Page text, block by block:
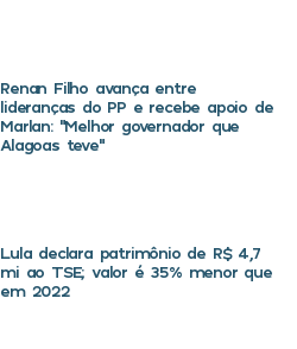
Renan Filho avança entre
lideranças do PP e recebe apoio de
Marlan: “Melhor governador que
Alagoas teve”
Lula declara patrimônio de R$ 4,7
mi ao TSE; valor é 35% menor que
em 2022